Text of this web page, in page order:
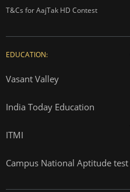
T&Cs for AajTak HD Contest
EDUCATION:
Vasant Valley
India Today Education
ITMI
Campus National Aptitude test